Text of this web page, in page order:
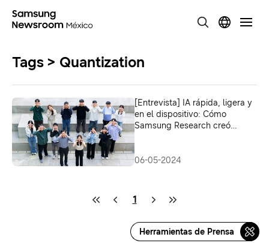
Tags > Quantization
[Entrevista] IA rápida, ligera y
en el dispositivo: Cómo
Samsung Research creó
tiempo real
06-05-2024
1
Herramientas de Prensa